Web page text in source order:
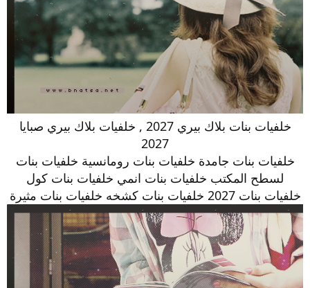
خلفيات بنات بلاك بيري 2027 , خلفيات بلاك بيري صبايا
2027
خلفيات بنات جامدة خلفيات بنات رومانسية خلفيات بنات
لسطح المكتب خلفيات بنات انمي خلفيات بنات كول
خلفيات بنات 2027 خلفيات بنات كشخه خلفيات بنات مثيرة